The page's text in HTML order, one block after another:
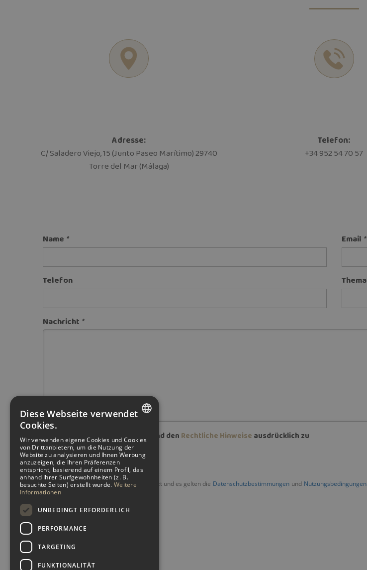
Adresse:
C/ Saladero Viejo, 15 (Junto Paseo Marítimo) 29740
Torre del Mar (Málaga)
Telefon:
+34 952 54 70 57
Name * Email *
Telefon Thema
Nachricht *
Ich stimme den Datenschutz und den Rechtliche Hinweise ausdrücklich zu
Diese Website ist durch reCAPTCHA geschützt und es gelten die Datenschutzbestimmungen und Nutzungsbedingungen
ENGLISH
GERMAN
Diese Webseite verwendet
Cookies.
Wir verwenden eigene Cookies und Cookies
von Drittanbietern, um die Nutzung der
Website zu analysieren und Ihnen Werbung
anzuzeigen, die Ihren Präferenzen
entspricht, basierend auf einem Profil, das
anhand Ihrer Surfgewohnheiten (z. B.
besuchte Seiten) erstellt wurde. Weitere
Informationen
UNBEDINGT ERFORDERLICH
PERFORMANCE
TARGETING
FUNKTIONALITÄT